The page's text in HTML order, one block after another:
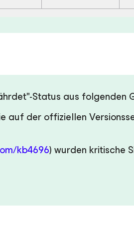
Status aus folgenden
auf der offiziellen
kb4696) wurden kritische